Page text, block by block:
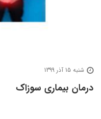
شنبه 15 آذر 1399
درمان بیماری سوزاک